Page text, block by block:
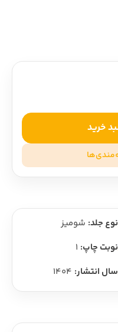
خرید
نوع جلد: شومیز
نوبت چاپ: 1
سال انتشار: 1404